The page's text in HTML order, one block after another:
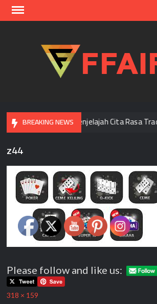
Skip
BREAKING NEWS
Bangkok Menjelajah Cita Rasa
z44
Please follow and like us:
Full
318 × 159